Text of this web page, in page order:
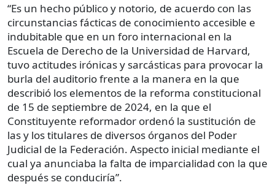
“Es un hecho público y notorio, de acuerdo con las
circunstancias fácticas de conocimiento accesible e
indubitable que en un foro internacional en la
Escuela de Derecho de la Universidad de Harvard,
tuvo actitudes irónicas y sarcásticas para provocar la
burla del auditorio frente a la manera en la que
describió los elementos de la reforma constitucional
de 15 de septiembre de 2024, en la que el
Constituyente reformador ordenó la sustitución de
las y los titulares de diversos órganos del Poder
Judicial de la Federación. Aspecto inicial mediante el
cual ya anunciaba la falta de imparcialidad con la que
después se conduciría”.